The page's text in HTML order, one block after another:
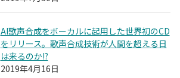
AI歌声合成をボーカルに起用した世界初のCD
をリリース。歌声合成技術が人間を超える日
は来るのか!?
2019年4月16日